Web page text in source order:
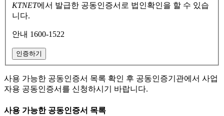
KTNET에서 발급한 공동인증서로 법인확인을 할 수 있습
니다.
안내 1600-1522
인증하기
사용 가능한 공동인증서 목록 확인 후 공동인증기관에서 사업
자용 공동인증서를 신청하시기 바랍니다.
사용 가능한 공동인증서 목록